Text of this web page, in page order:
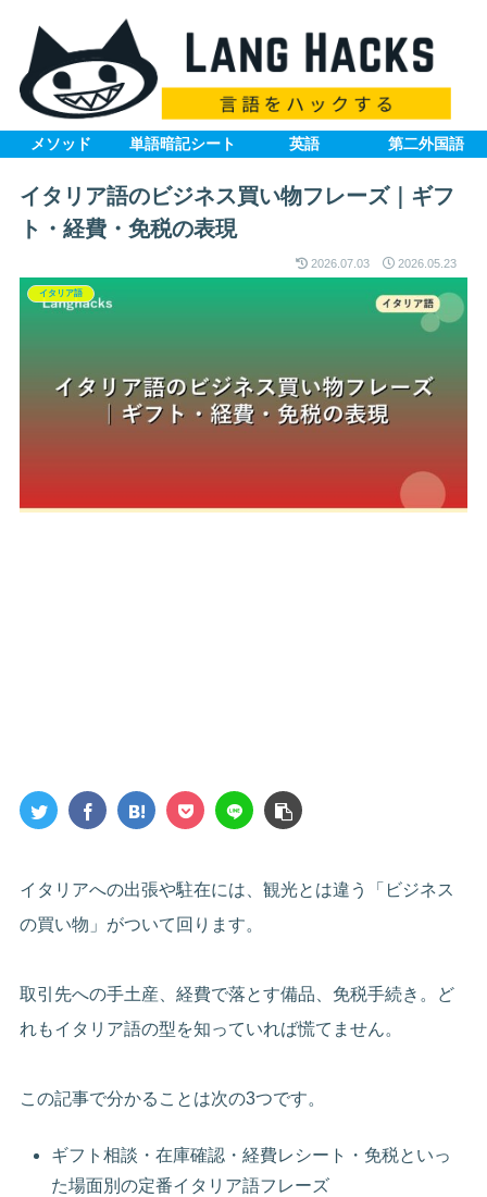
メソッド 単語暗記シート 英語 第二外国語
イタリア語のビジネス買い物フレーズ｜ギフ
ト・経費・免税の表現
2026.07.03 2026.05.23
イタリア語
イタリアへの出張や駐在には、観光とは違う「ビジネス
の買い物」がついて回ります。
取引先への手土産、経費で落とす備品、免税手続き。ど
れもイタリア語の型を知っていれば慌てません。
この記事で分かることは次の3つです。
ギフト相談・在庫確認・経費レシート・免税といっ
た場面別の定番イタリア語フレーズ